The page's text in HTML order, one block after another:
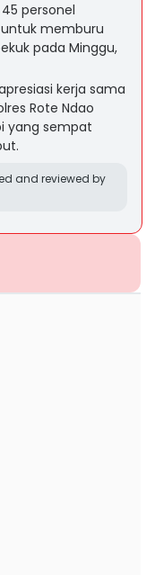
personel
memburu
pada Minggu,
kerja sama
Rote Ndao
yang sempat
and reviewed by